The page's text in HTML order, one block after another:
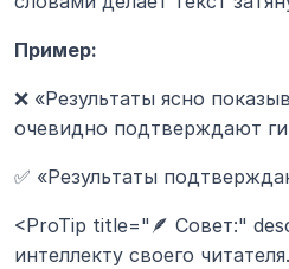
Пример:
❌ «Результаты ясно
очевидно подтверждают
✅ «Результаты
<ProTip title="🪶 Совет:"
интеллекту своего